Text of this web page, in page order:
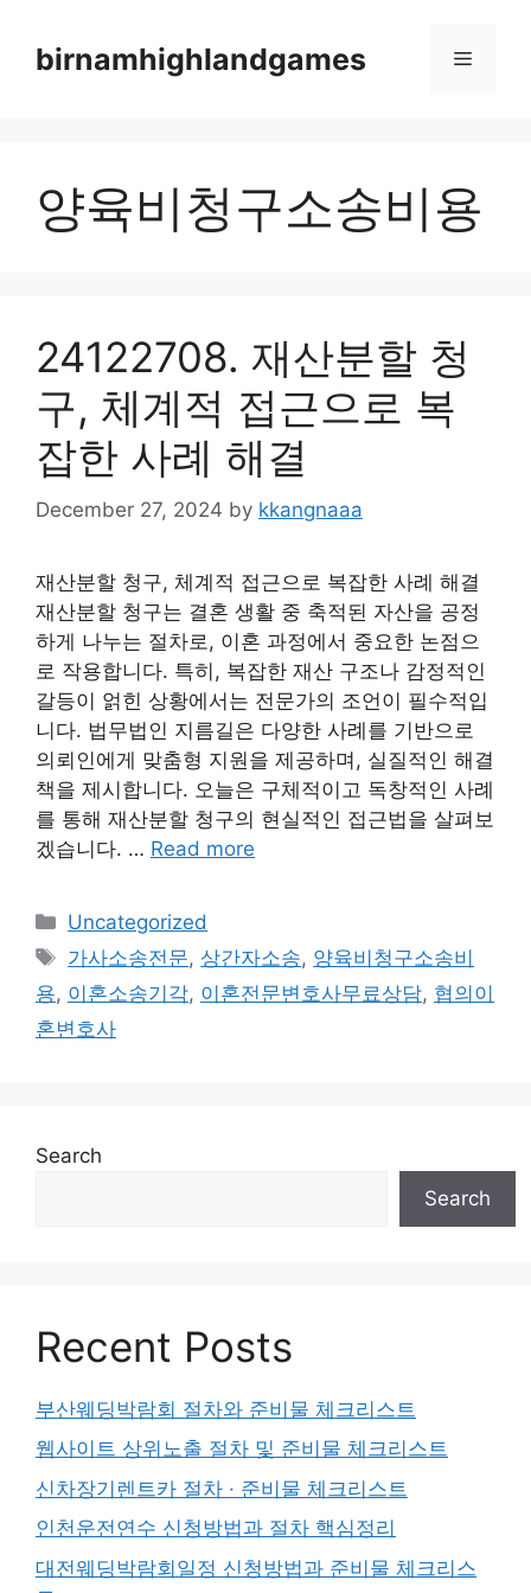
contentbirnamhighlandgames Menu
양육비청구소송비용
24122708. 재산분할 청
구, 체계적 접근으로 복
잡한 사례 해결
December 27, 2024 by kkangnaaa
재산분할 청구, 체계적 접근으로 복잡한 사례 해결
재산분할 청구는 결혼 생활 중 축적된 자산을 공정
하게 나누는 절차로, 이혼 과정에서 중요한 논점으
로 작용합니다. 특히, 복잡한 재산 구조나 감정적인
갈등이 얽힌 상황에서는 전문가의 조언이 필수적입
니다. 법무법인 지름길은 다양한 사례를 기반으로
의뢰인에게 맞춤형 지원을 제공하며, 실질적인 해결
책을 제시합니다. 오늘은 구체적이고 독창적인 사례
를 통해 재산분할 청구의 현실적인 접근법을 살펴보
겠습니다. … Read more
Categories
Uncategorized
Tags
가사소송전문, 상간자소송, 양육비청구소송비
용, 이혼소송기각, 이혼전문변호사무료상담, 협의이
혼변호사
Search
Search
Recent Posts
부산웨딩박람회 절차와 준비물 체크리스트
웹사이트 상위노출 절차 및 준비물 체크리스트
신차장기렌트카 절차 · 준비물 체크리스트
인천운전연수 신청방법과 절차 핵심정리
대전웨딩박람회일정 신청방법과 준비물 체크리스